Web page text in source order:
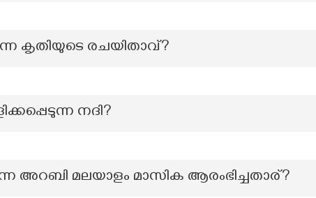
കൃതിയുടെ രചയിതാവ്?
നദി?
അറബി മലയാളം മാസിക ആരംഭിച്ചതാര്?